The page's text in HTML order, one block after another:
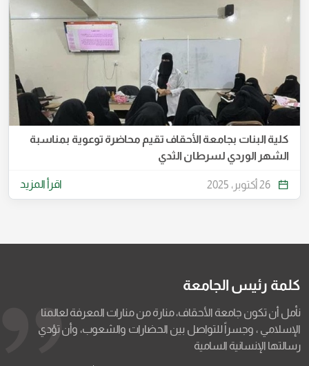
كلية البنات بجامعة الأحقاف تقيم محاضرة توعوية بمناسبة
الشهر الوردي لسرطان الثدي
26 أكتوبر، 2025 اقرأ المزيد
كلمة رئيس الجامعة
نأمل أن تكون جامعة الأحقاف، منارة من منارات المعرفة لعالمنا
الإسلامي ، وجسراً للتواصل بين الحضارات والشعوب، وأن تؤدي
رسالتها الإنسانية السامية